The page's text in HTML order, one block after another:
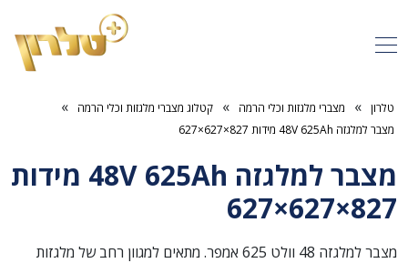
טלרון » מצברי מלגזות וכלי הרמה » קטלוג מצברי מלגזות וכלי הרמה »
מצבר למלגזה 48V 625Ah מידות 827×627×627
מצבר למלגזה 48V 625Ah מידות
827×627×627
מצבר למלגזה 48 וולט 625 אמפר. מתאים למגוון רחב של מלגזות